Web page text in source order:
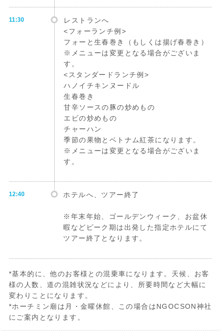
11:30
レストランへ
<フォーランチ例>
フォーと生春巻き（もしくは揚げ春巻き）
※メニューは変更となる場合がございま
す。
<スタンダードランチ例>
ハノイチキンヌードル
生春巻き
甘辛ソースの豚の炒めもの
エビの炒めもの
チャーハン
季節の果物とベトナム紅茶になります。
※メニューは変更となる場合がございま
す。
12:40 ホテルへ、ツアー終了
※年末年始、ゴールデンウィーク、お盆休
暇などピーク期は出発した指定ホテルにて
ツアー終了となります。
*基本的に、他のお客様との混乗車になります。天候、お客
様の人数、道の混雑状況などにより、所要時間など大幅に
変わりことになります。
*ホーチミン廟は月・金曜休館、この場合はNGOCSON神社
にご案内となります。